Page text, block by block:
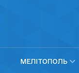
МЕЛІТОПОЛЬ